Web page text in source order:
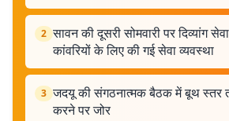
2 सावन की दूसरी सोमवारी पर दिव्यांग
कांवरियों के लिए की गई सेवा व्यवस्था
3 जदयू की संगठनात्मक बैठक में बूथ स्तर
करने पर जोर